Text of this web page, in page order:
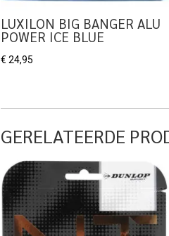
LUXILON BIG BANGER ALU
POWER ICE BLUE
€ 24,95
GERELATEERDE